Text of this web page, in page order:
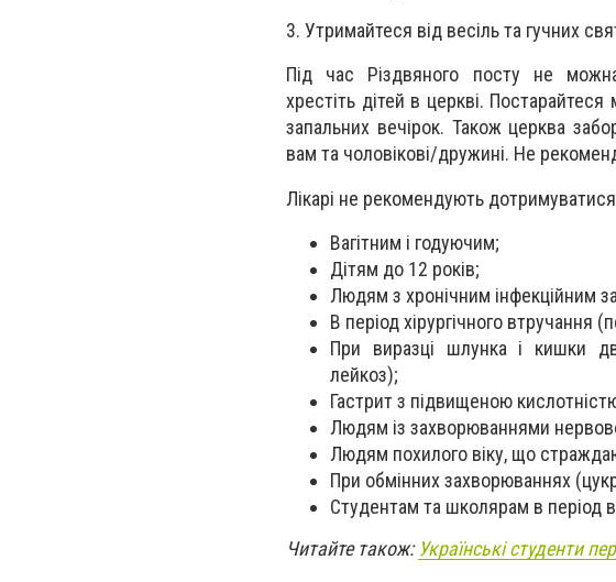
3. Утримайтеся від весіль та гучних
Під час Різдвяного посту не
хрестіть дітей в церкві.
запальних вечірок. Також церква
вам та чоловікові/дружині. Не
Лікарі не рекомендують
Вагітним і годуючим;
Дітям до 12 років;
Людям з хронічним інфекційним
В період хірургічного втручання
При виразці шлунка і кишки
лейкоз);
Гастрит з підвищеною
Людям із захворюваннями
Людям похилого віку, що
При обмінних захворюваннях
Студентам та школярам в період
Читайте також:Українські студенти